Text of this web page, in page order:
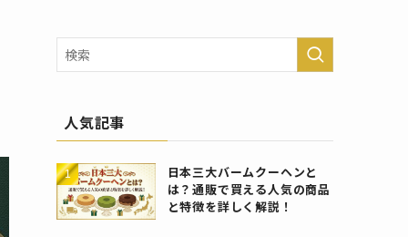
人気記事
日本三大バームクーヘンと
は？通販で買える人気の商品
と特徴を詳しく解説！